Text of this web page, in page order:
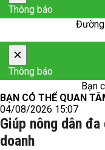
Thông báo
Đường
×
Thông báo
Bạn
BẠN CÓ THỂ QUAN
04/08/2026 15:07
Giúp nông dân
doanh